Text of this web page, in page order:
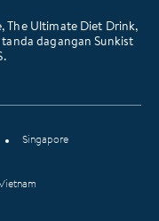
The Ultimate Diet Drink,
tanda dagangan Sunkist
Singapore